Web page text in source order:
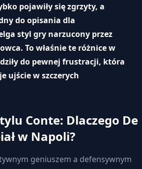
pojawiły się zgrzyty, a
do opisania dla
styl gry narzucony przez
To właśnie te różnice w
do pewnej frustracji, która
ujście w szczerych
Conte: Dlaczego De
w Napoli?
geniuszem a defensywnym